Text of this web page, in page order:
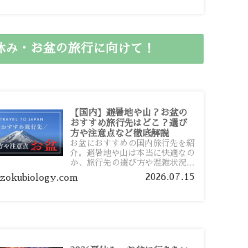
み・お盆の旅行に向けて！
【国内】避暑地や山？お盆の
おすすめ旅行先はどこ？選び
方や注意点など徹底解説
お盆におすすめの国内旅行先を紹
介。避暑地や山は本当に快適なの
か、旅行先の選び方や混雑状況、
注意点、比較的混雑を避けやすい
おすすめスポットまで旅行前に役
2026.07.15